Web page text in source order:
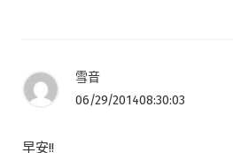
雪音
06/29/201408:30:03
早安!!